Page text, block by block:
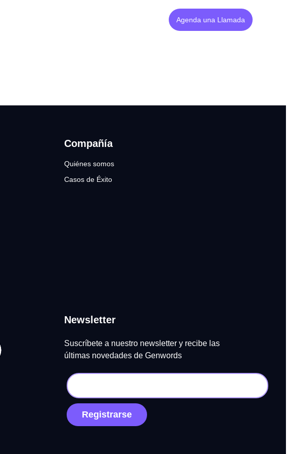
Agenda una Llamada
Compañía
Quiénes somos
Casos de Éxito
Newsletter
Suscríbete a nuestro newsletter y recibe las
últimas novedades de Genwords
Registrarse